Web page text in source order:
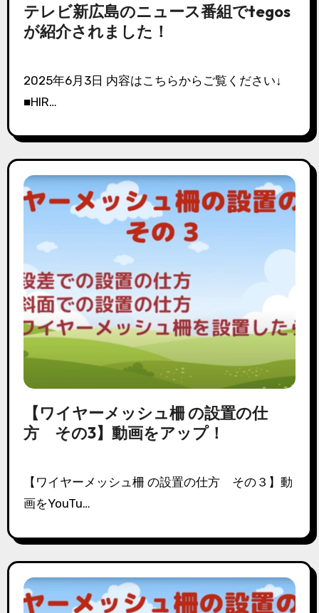
テレビ新広島のニュース番組でtegos
が紹介されました！
2025年6月3日 内容はこちらからご覧ください↓
■HIR…
【ワイヤーメッシュ柵 の設置の仕
方 その3】動画をアップ！
【ワイヤーメッシュ柵 の設置の仕方 その３】動
画をYouTu…